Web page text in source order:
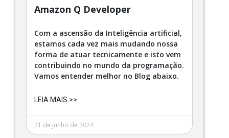
Amazon Q Developer
Com a ascensão da Inteligência artificial,
estamos cada vez mais mudando nossa
forma de atuar tecnicamente e isto vem
contribuindo no mundo da programação.
Vamos entender melhor no Blog abaixo.
LEIA MAIS >>
21 de junho de 2024